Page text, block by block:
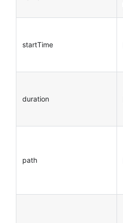
startTime
duration
path